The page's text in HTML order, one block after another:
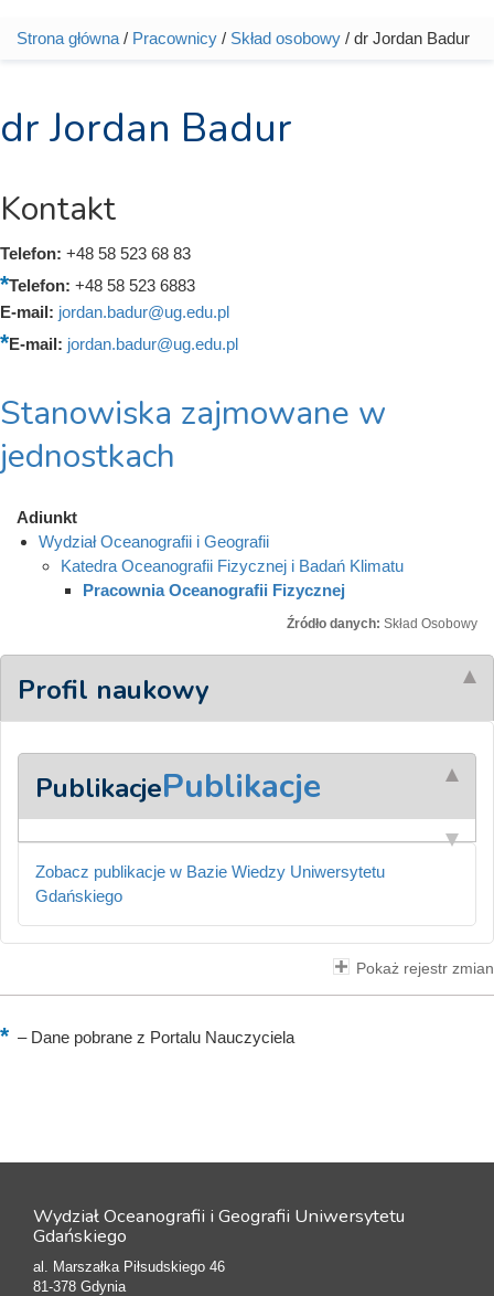
Jesteś tutaj
Strona główna / Pracownicy / Skład osobowy / dr Jordan Badur
dr Jordan Badur
Kontakt
Telefon: +48 58 523 68 83
Telefon: +48 58 523 6883
E-mail: jordan.badur@ug.edu.pl
E-mail: jordan.badur@ug.edu.pl
Stanowiska zajmowane w
jednostkach
Adiunkt
Wydział Oceanografii i Geografii
Katedra Oceanografii Fizycznej i Badań Klimatu
Pracownia Oceanografii Fizycznej
Źródło danych: Skład Osobowy
Profil naukowy
PublikacjePublikacje
Zobacz publikacje w Bazie Wiedzy Uniwersytetu
Gdańskiego
Pokaż rejestr zmian
–Dane pobrane z Portalu Nauczyciela
Wydział Oceanografii i Geografii Uniwersytetu
Gdańskiego
al. Marszałka Piłsudskiego 46
81-378 Gdynia